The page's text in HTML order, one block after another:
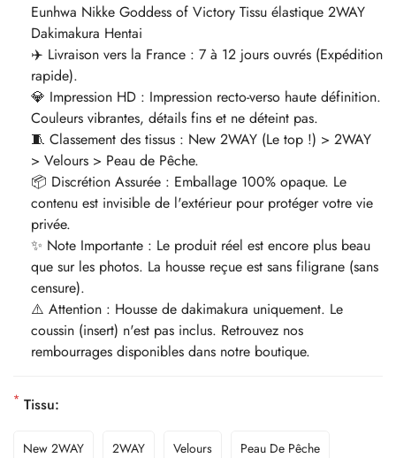
Eunhwa Nikke Goddess of Victory Tissu élastique 2WAY
Dakimakura Hentai
✈️ Livraison vers la France : 7 à 12 jours ouvrés (Expédition
rapide).
💎 Impression HD : Impression recto-verso haute définition.
Couleurs vibrantes, détails fins et ne déteint pas.
🧵 Classement des tissus : New 2WAY (Le top !) > 2WAY
> Velours > Peau de Pêche.
📦 Discrétion Assurée : Emballage 100% opaque. Le
contenu est invisible de l'extérieur pour protéger votre vie
privée.
✨ Note Importante : Le produit réel est encore plus beau
que sur les photos. La housse reçue est sans filigrane (sans
censure).
⚠️ Attention : Housse de dakimakura uniquement. Le
coussin (insert) n'est pas inclus. Retrouvez nos
rembourrages disponibles dans notre boutique.
* Tissu:
New 2WAY 2WAY Velours Peau De Pêche